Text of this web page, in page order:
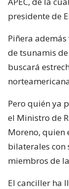
presidente de
Piñera
de tsunamis
buscará
Pero quién ya
el Ministro de
Moreno, quien
bilaterales con
miembros de la
El canciller ha